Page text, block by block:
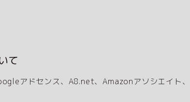
て
アドセンス、A8.net、Amazonアソシエイト、